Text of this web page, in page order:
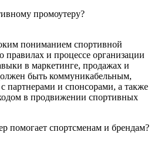
промоутеру?
пониманием спортивной
правилах и процессе организации
в маркетинге, продажах и
быть коммуникабельным,
партнерами и спонсорами, а также
в продвижении спортивных
помогает спортсменам и брендам?